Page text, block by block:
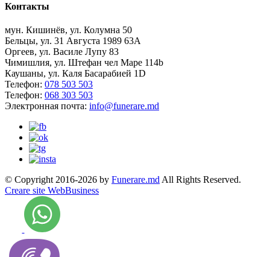
Контакты
мун. Кишинёв, ул. Колумна 50
Бельцы, ул. 31 Августа 1989 63А
Оргеев, ул. Василе Лупу 83
Чимишлия, ул. Штефан чел Маре 114b
Каушаны, ул. Каля Басарабией 1D
Телефон: 078 503 503
Телефон: 068 303 503
Электронная почта: info@funerare.md
© Copyright 2016-2026 by Funerare.md All Rights Reserved.
Creare site WebBusiness